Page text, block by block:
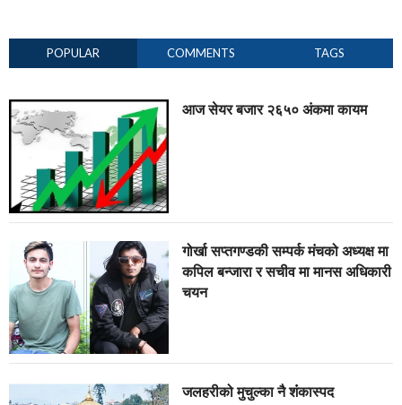
POPULAR COMMENTS TAGS
आज सेयर बजार २६५० अंकमा कायम
गोर्खा सप्तगण्डकी सम्पर्क मंचको अध्यक्ष मा
कपिल बन्जारा र सचीव मा मानस अधिकारी
चयन
जलहरीको मुचुल्का नै शंंकास्पद